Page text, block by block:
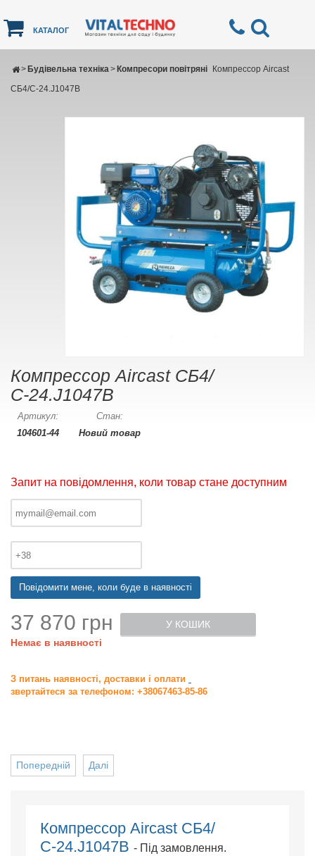
КАТАЛОГ
Будівельна техніка
> Компресори повітряні
>
Компрессор Aircast
СБ4/С-24.J1047B
Компрессор Aircast СБ4/
С-24.J1047B
Артикул:
104601-44
Стан:
Новий товар
Запит на повідомлення, коли товар стане доступним
Повідомити мене, коли буде в наявності
37 870 грн
Немає в наявності
У КОШИК
З питань наявності, доставки і оплати
звертайтеся за телефоном: +38067463-85-86
Далі
Попередній
Компрессор Aircast СБ4/
С-24.J1047B - Під замовлення.